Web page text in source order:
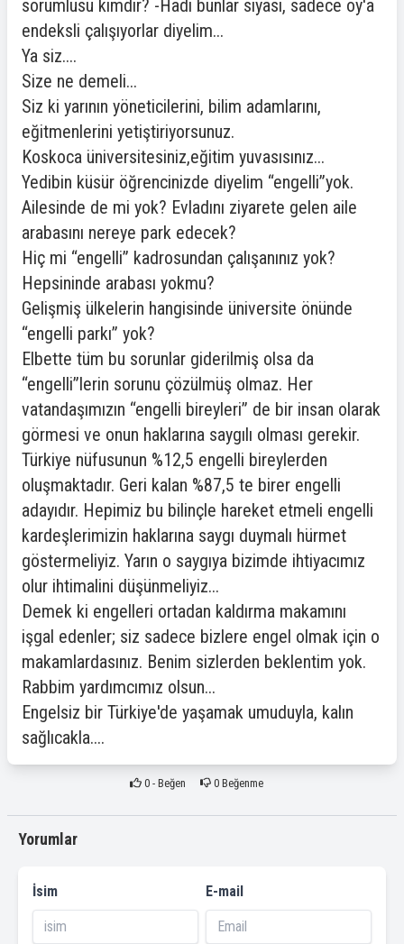
sorumlusu kimdir? -Hadi bunlar siyasi, sadece oy'a
endeksli çalışıyorlar diyelim...
Ya siz....
Size ne demeli...
Siz ki yarının yöneticilerini, bilim adamlarını,
eğitmenlerini yetiştiriyorsunuz.
Koskoca üniversitesiniz,eğitim yuvasısınız...
Yedibin küsür öğrencinizde diyelim “engelli”yok.
Ailesinde de mi yok? Evladını ziyarete gelen aile
arabasını nereye park edecek?
Hiç mi “engelli” kadrosundan çalışanınız yok?
Hepsininde arabası yokmu?
Gelişmiş ülkelerin hangisinde üniversite önünde
“engelli parkı” yok?
Elbette tüm bu sorunlar giderilmiş olsa da
“engelli”lerin sorunu çözülmüş olmaz. Her
vatandaşımızın “engelli bireyleri” de bir insan olarak
görmesi ve onun haklarına saygılı olması gerekir.
Türkiye nüfusunun %12,5 engelli bireylerden
oluşmaktadır. Geri kalan %87,5 te birer engelli
adayıdır. Hepimiz bu bilinçle hareket etmeli engelli
kardeşlerimizin haklarına saygı duymalı hürmet
göstermeliyiz. Yarın o saygıya bizimde ihtiyacımız
olur ihtimalini düşünmeliyiz...
Demek ki engelleri ortadan kaldırma makamını
işgal edenler; siz sadece bizlere engel olmak için o
makamlardasınız. Benim sizlerden beklentim yok.
Rabbim yardımcımız olsun...
Engelsiz bir Türkiye'de yaşamak umuduyla, kalın
sağlıcakla....
0- Beğen 0 Beğenme
Yorumlar
İsim E-mail